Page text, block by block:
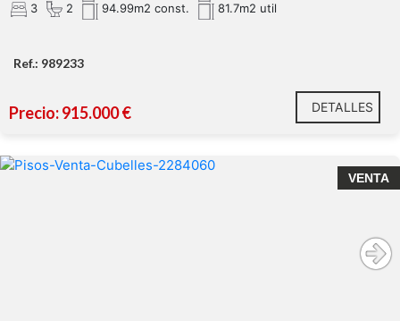
3 2 94.99m2 const. 81.7m2 util
Ref.: 989233
Precio: 915.000 € DETALLES
VENTA